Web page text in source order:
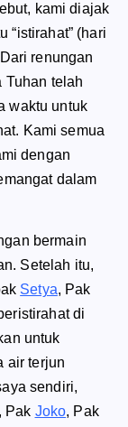
kami diajak
“istirahat” (hari
renungan
Tuhan telah
waktu untuk
Kami semua
dengan
dalam
bermain
Setelah itu,
Setya, Pak
di
untuk
air terjun
sendiri,
Pak Joko, Pak